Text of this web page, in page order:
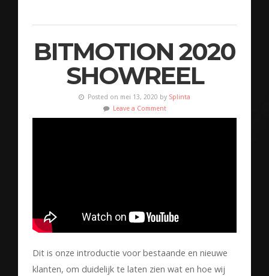
BITMOTION 2020
SHOWREEL
Posted on mei 13, 2020 by Splinta
Leave a Comment
Dit is onze introductie voor bestaande en nieuwe
klanten, om duidelijk te laten zien wat en hoe wij